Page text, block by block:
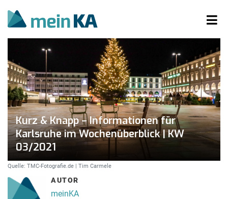
Kurz & Knapp – Informationen für
Karlsruhe im Wochenüberblick | KW
03/2021
Quelle: TMC-Fotografie.de | Tim Carmele
AUTOR
meinKA